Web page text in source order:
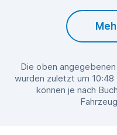
Die oben
wurden zuletzt um 10:48
können je nach